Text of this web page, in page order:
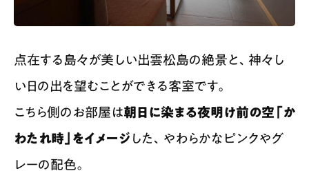
点在する島々が美しい出雲松島の絶景と、神々し
い日の出を望むことができる客室です。
こちら側のお部屋は朝日に染まる夜明け前の空「か
わたれ時」をイメージ した、やわらかなピンクやグ
レーの配色。